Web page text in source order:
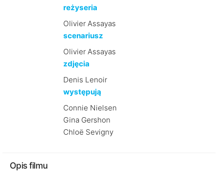
reżyseria
Olivier Assayas
scenariusz
Olivier Assayas
zdjęcia
Denis Lenoir
występują
Connie Nielsen
Gina Gershon
Chloë Sevigny
Opis filmu